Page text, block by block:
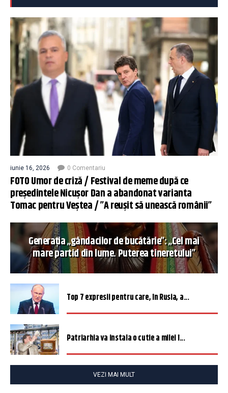
iunie 16, 2026 0 Comentariu
FOTO Umor de criză / Festival de meme după ce
președintele Nicușor Dan a abandonat varianta
Tomac pentru Veștea / ”A reușit să unească românii”
Generația „gândacilor de bucătărie”: „Cel mai
mare partid din lume. Puterea tineretului”
Top 7 expresii pentru care, în Rusia, a...
Patriarhia va instala o cutie a milei î...
VEZI MAI MULT